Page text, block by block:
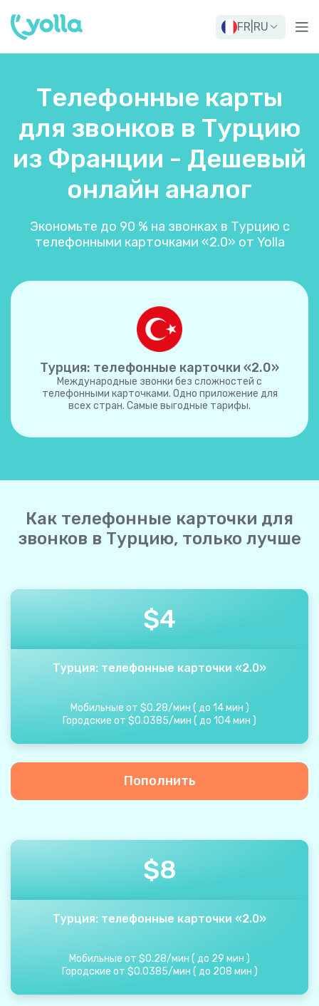
FR RU
Телефонные карты
для звонков в Турцию
из Франции - Дешевый
онлайн аналог
Экономьте до 90 % на звонках в Турцию с
телефонными карточками «2.0» от Yolla
Турция: телефонные карточки «2.0»
Международные звонки без сложностей с
телефонными карточками. Одно приложение для
всех стран. Самые выгодные тарифы.
Как телефонные карточки для
звонков в Турцию, только лучше
$4
Турция: телефонные карточки «2.0»
Мобильные от $0.28/мин ( до 14 мин )
Городские от $0.0385/мин ( до 104мин )
Пополнить
$8
Турция: телефонные карточки «2.0»
Мобильные от $0.28/мин ( до 29 мин )
Городские от $0.0385/мин ( до 208 мин )